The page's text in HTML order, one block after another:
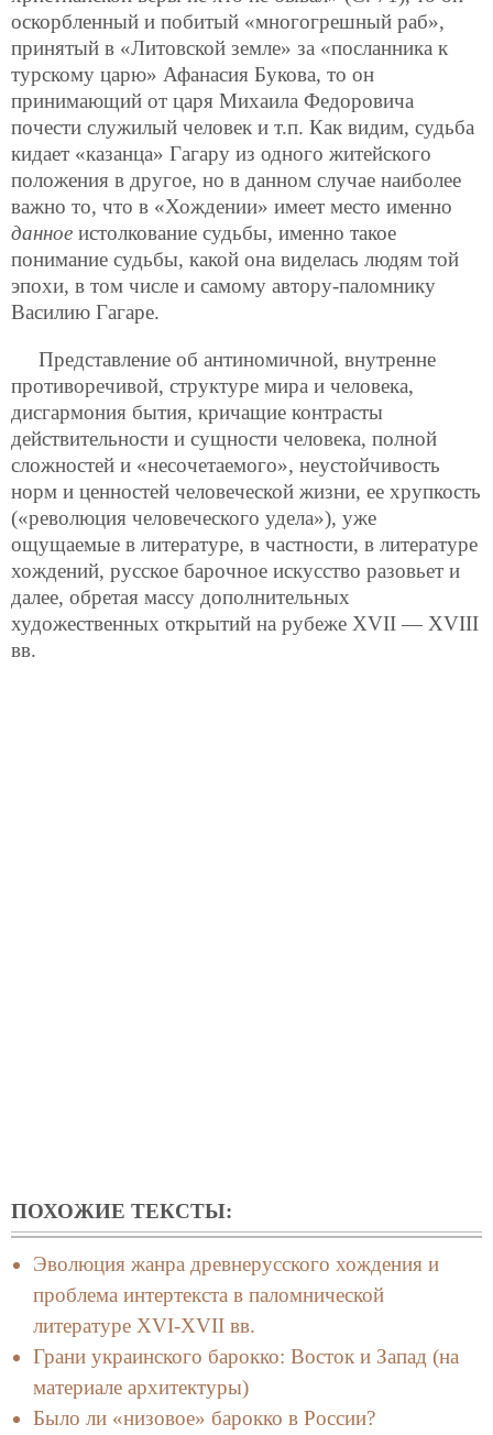
оскорбленный и побитый «многогрешный раб»,
принятый в «Литовской земле» за «посланника к
турскому царю» Афанасия Букова, то он
принимающий от царя Михаила Федоровича
почести служилый человек и т.п. Как видим, судьба
кидает «казанца» Гагару из одного житейского
положения в другое, но в данном случае наиболее
важно то, что в «Хождении» имеет место именно
данное истолкование судьбы, именно такое
понимание судьбы, какой она виделась людям той
эпохи, в том числе и самому автору-паломнику
Василию Гагаре.
Представление об антиномичной, внутренне
противоречивой, структуре мира и человека,
дисгармония бытия, кричащие контрасты
действительности и сущности человека, полной
сложностей и «несочетаемого», неустойчивость
норм и ценностей человеческой жизни, ее хрупкость
(«революция человеческого удела»), уже
ощущаемые в литературе, в частности, в литературе
хождений, русское барочное искусство разовьет и
далее, обретая массу дополнительных
художественных открытий на рубеже XVII — XVIII
вв.
ПОХОЖИЕ ТЕКСТЫ:
Эволюция жанра древнерусского хождения и
проблема интертекста в паломнической
литературе XVI-XVII вв.
Грани украинского барокко: Восток и Запад (на
материале архитектуры)
Было ли «низовое» барокко в России?